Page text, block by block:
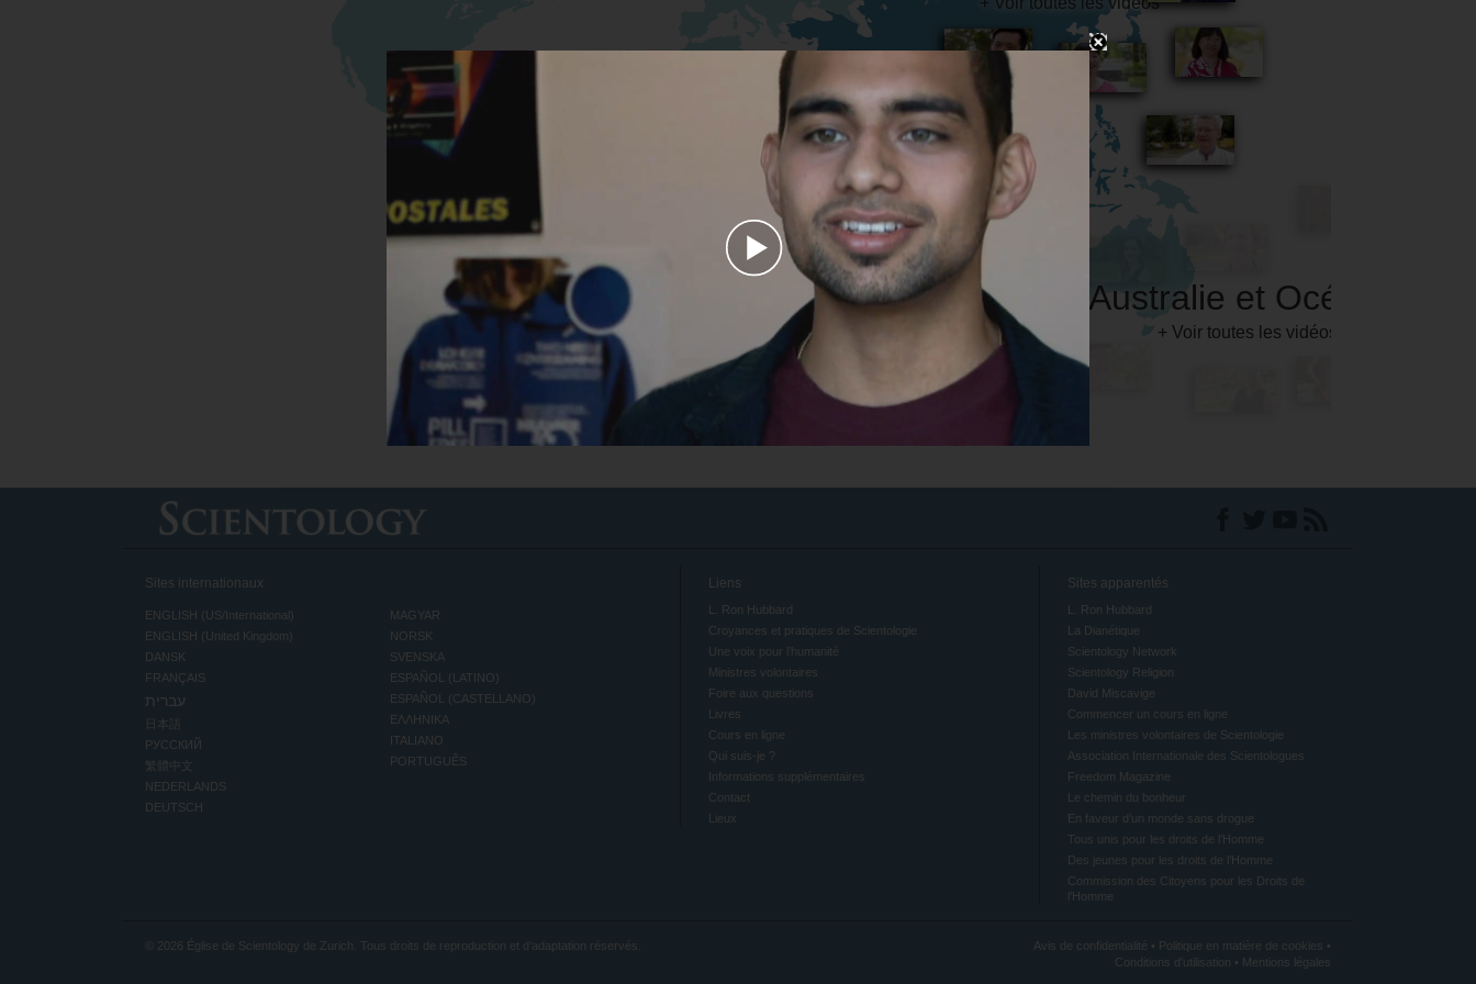
Play
Video
Australie et Océanie
+ Voir toutes les vidéos
Sites internationaux
ENGLISH (US/International)
ENGLISH (United Kingdom)
DANSK
FRANÇAIS
עברית
日本語
РУССКИЙ
繁體中文
NEDERLANDS
DEUTSCH
MAGYAR
NORSK
SVENSKA
ESPAÑOL (LATINO)
ESPAÑOL (CASTELLANO)
ΕΛΛΗΝΙΚA
ITALIANO
PORTUGUÊS
Liens
L. Ron Hubbard
Croyances et pratiques de Scientologie
Une voix pour l’humanité
Ministres volontaires
Foire aux questions
Livres
Cours en ligne
Qui suis-je ?
Informations supplémentaires
Contact
Lieux
Sites apparentés
L. Ron Hubbard
La Dianétique
Scientology Network
Scientology Religion
David Miscavige
Commencer un cours en ligne
Les ministres volontaires de Scientologie
Association Internationale des Scientologues
Freedom Magazine
Le chemin du bonheur
En faveur d’un monde sans drogue
Tous unis pour les droits de l’Homme
Des jeunes pour les droits de l’Homme
Commission des Citoyens pour les Droits de
l’Homme
© 2026 Église de Scientology de Zurich. Tous droits de reproduction et d’adaptation réservés. Avis de confidentialité • Politique en matière de cookies •
Conditions d’utilisation
• Mentions légales